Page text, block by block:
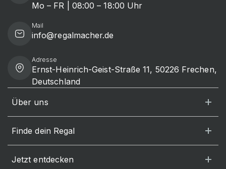
Mo – FR | 08:00 – 18:00 Uhr
Mail
info@regalmacher.de
Adresse
Ernst-Heinrich-Geist-Straße 11, 50226 Frechen,
Deutschland
Über uns
Finde dein Regal
Jetzt entdecken